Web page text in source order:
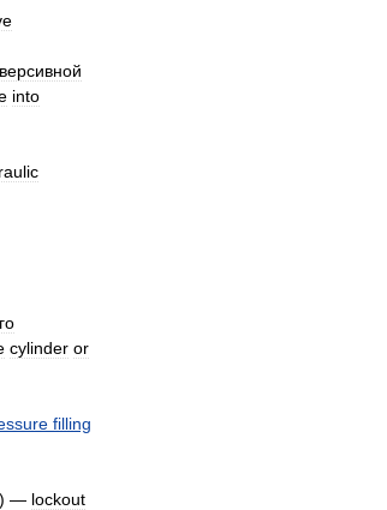
into
cylinder or
filling
) — lockout